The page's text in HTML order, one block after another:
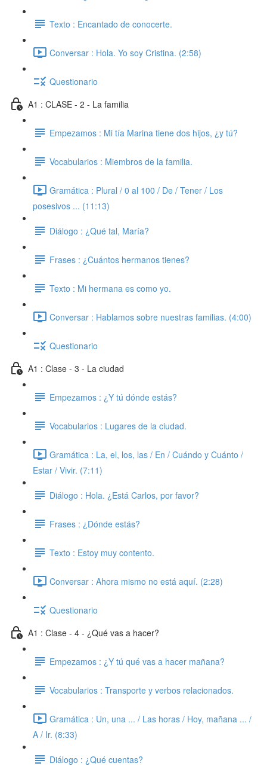
Texto : Encantado de conocerte.
Conversar : Hola. Yo soy Cristina. (2:58)
Questionario
A1 : CLASE - 2 - La familia
Empezamos : Mi tía Marina tiene dos hijos, ¿y tú?
Vocabularios : Miembros de la familia.
Gramática : Plural / 0 al 100 / De / Tener / Los
posesivos ... (11:13)
Diálogo : ¿Qué tal, María?
Frases : ¿Cuántos hermanos tienes?
Texto : Mi hermana es como yo.
Conversar : Hablamos sobre nuestras familias. (4:00)
Questionario
A1 : Clase - 3 - La ciudad
Empezamos : ¿Y tú dónde estás?
Vocabularios : Lugares de la ciudad.
Gramática : La, el, los, las / En / Cuándo y Cuánto /
Estar / Vivir. (7:11)
Diálogo : Hola. ¿Está Carlos, por favor?
Frases : ¿Dónde estás?
Texto : Estoy muy contento.
Conversar : Ahora mismo no está aquí. (2:28)
Questionario
A1 : Clase - 4 - ¿Qué vas a hacer?
Empezamos : ¿Y tú qué vas a hacer mañana?
Vocabularios : Transporte y verbos relacionados.
Gramática : Un, una ... / Las horas / Hoy, mañana ... /
A / Ir. (8:33)
Diálogo : ¿Qué cuentas?